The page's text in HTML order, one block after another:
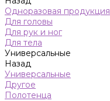
Одноразовая продукция
Для головы
Для рук и ног
Для тела
Универсальные
Назад
Универсальные
Другое
Полотенца